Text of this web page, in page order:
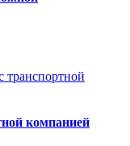
компанией